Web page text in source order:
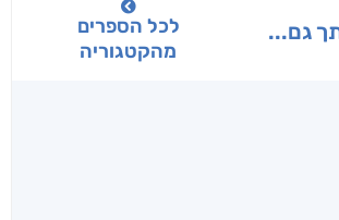
גם...
לכל הספרים
מהקטגוריה